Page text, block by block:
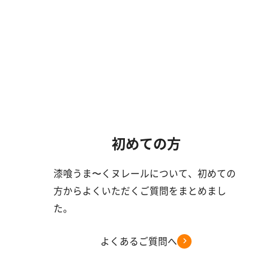
初めての方
漆喰うま〜くヌレールについて、初めての
方からよくいただくご質問をまとめまし
た。
よくあるご質問へ